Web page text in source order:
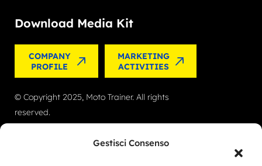
Gestisci Consenso
Download Media Kit
COMPANY
PROFILE
MARKETING
ACTIVITIES
© Copyright 2025, Moto Trainer. All rights
reserved.